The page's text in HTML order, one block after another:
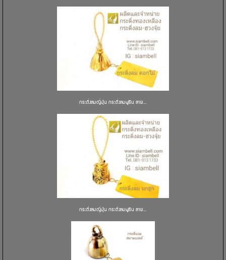
กระดิ่งลมญี่ปุ่น กระดิ่งลมฟูริน ลาย...
กระดิ่งลมญี่ปุ่น กระดิ่งลมฟูริน ลาย...